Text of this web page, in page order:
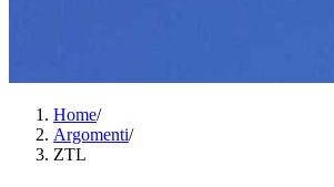
Home/
Argomenti/
ZTL